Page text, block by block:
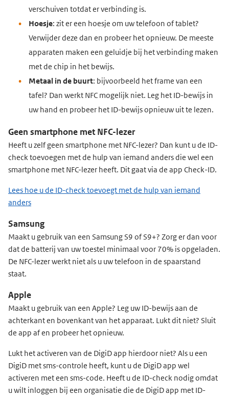
verschuiven totdat er verbinding is.
Hoesje: zit er een hoesje om uw telefoon of tablet?
Verwijder deze dan en probeer het opnieuw. De meeste
apparaten maken een geluidje bij het verbinding maken
met de chip in het bewijs.
Metaal in de buurt: bijvoorbeeld het frame van een
tafel? Dan werkt NFC mogelijk niet. Leg het ID-bewijs in
uw hand en probeer het ID-bewijs opnieuw uit te lezen.
Geen smartphone met NFC-lezer
Heeft u zelf geen smartphone met NFC-lezer? Dan kunt u de ID-
check toevoegen met de hulp van iemand anders die wel een
smartphone met NFC-lezer heeft. Dit gaat via de app Check-ID.
Lees hoe u de ID-check toevoegt met de hulp van iemand
anders
Samsung
Maakt u gebruik van een Samsung S9 of S9+? Zorg er dan voor
dat de batterij van uw toestel minimaal voor 70% is opgeladen.
De NFC-lezer werkt niet als u uw telefoon in de spaarstand
staat.
Apple
Maakt u gebruik van een Apple? Leg uw ID-bewijs aan de
achterkant en bovenkant van het apparaat. Lukt dit niet? Sluit
de app af en probeer het opnieuw.
Lukt het activeren van de DigiD app hierdoor niet? Als u een
DigiD met sms-controle heeft, kunt u de DigiD app wel
activeren met een sms-code. Heeft u de ID-check nodig omdat
u wilt inloggen bij een organisatie die de DigiD app met ID-